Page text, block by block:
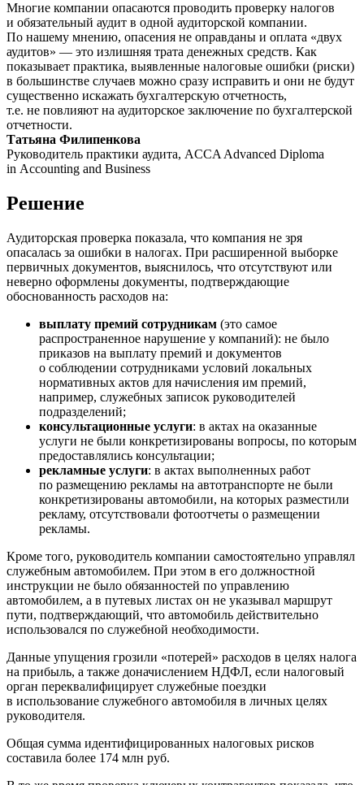
Многие компании опасаются проводить проверку налогов
и обязательный аудит в одной аудиторской компании.
По нашему мнению, опасения не оправданы и оплата «двух
аудитов» — это излишняя трата денежных средств. Как
показывает практика, выявленные налоговые ошибки (риски)
в большинстве случаев можно сразу исправить и они не будут
существенно искажать бухгалтерскую отчетность,
т.е. не повлияют на аудиторское заключение по бухгалтерской
отчетности.
Татьяна Филипенкова
Руководитель практики аудита, ACCA Advanced Diploma
in Accounting and Business
Решение
Аудиторская проверка показала, что компания не зря
опасалась за ошибки в налогах. При расширенной выборке
первичных документов, выяснилось, что отсутствуют или
неверно оформлены документы, подтверждающие
обоснованность расходов на:
выплату премий сотрудникам (это самое
распространенное нарушение у компаний): не было
приказов на выплату премий и документов
о соблюдении сотрудниками условий локальных
нормативных актов для начисления им премий,
например, служебных записок руководителей
подразделений;
консультационные услуги: в актах на оказанные
услуги не были конкретизированы вопросы, по которым
предоставлялись консультации;
рекламные услуги: в актах выполненных работ
по размещению рекламы на автотранспорте не были
конкретизированы автомобили, на которых разместили
рекламу, отсутствовали фотоотчеты о размещении
рекламы.
Кроме того, руководитель компании самостоятельно управлял
служебным автомобилем. При этом в его должностной
инструкции не было обязанностей по управлению
автомобилем, а в путевых листах он не указывал маршрут
пути, подтверждающий, что автомобиль действительно
использовался по служебной необходимости.
Данные упущения грозили «потерей» расходов в целях налога
на прибыль, а также доначислением НДФЛ, если налоговый
орган переквалифицирует служебные поездки
в использование служебного автомобиля в личных целях
руководителя.
Общая сумма идентифицированных налоговых рисков
составила более 174 млн руб.